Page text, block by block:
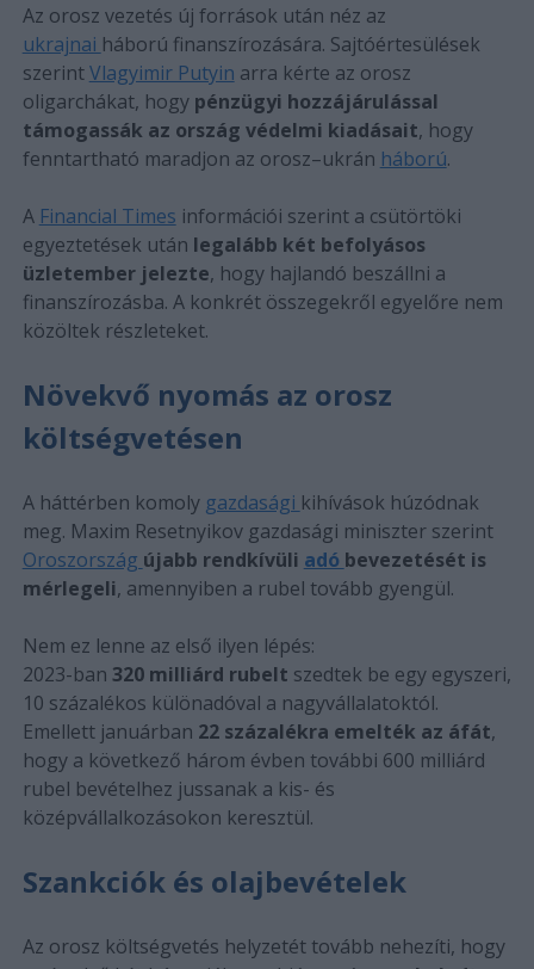
Az orosz vezetés új források után néz az
ukrajnai háború finanszírozására. Sajtóértesülések
szerintVlagyimir Putyin arra kérte az orosz
oligarchákat, hogy pénzügyi hozzájárulással
támogassák az ország védelmi kiadásait, hogy
fenntartható maradjon az orosz–ukrán háború.
A Financial Times információi szerint a csütörtöki
egyeztetések után legalább két befolyásos
üzletember jelezte, hogy hajlandó beszállni a
finanszírozásba. A konkrét összegekről egyelőre nem
közöltek részleteket.
Növekvő nyomás az orosz
költségvetésen
A háttérben komoly gazdasági kihívások húzódnak
meg. Maxim Resetnyikov gazdasági miniszter szerint
Oroszország újabb rendkívüli adó bevezetését is
mérlegeli, amennyiben a rubel tovább gyengül.
Nem ez lenne az első ilyen lépés:
2023-ban 320 milliárd rubelt szedtek be egy egyszeri,
10 százalékos különadóval a nagyvállalatoktól.
Emellett januárban 22 százalékra emelték az áfát,
hogy a következő három évben további 600 milliárd
rubel bevételhez jussanak a kis- és
középvállalkozásokon keresztül.
Szankciók és olajbevételek
Az orosz költségvetés helyzetét tovább nehezíti, hogy